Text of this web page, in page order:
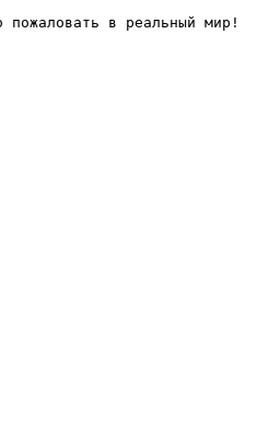
в реальный мир!